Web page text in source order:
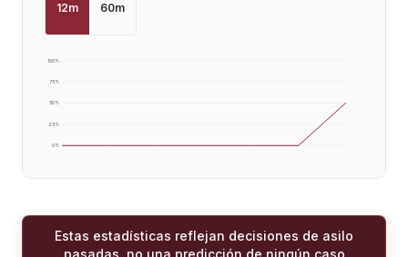
12m 60m
0%
25%
50%
75%
100%
Estas estadísticas reflejan decisiones de asilo
pasadas, no una predicción de ningún caso